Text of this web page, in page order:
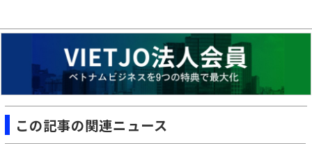
この記事の関連ニュース